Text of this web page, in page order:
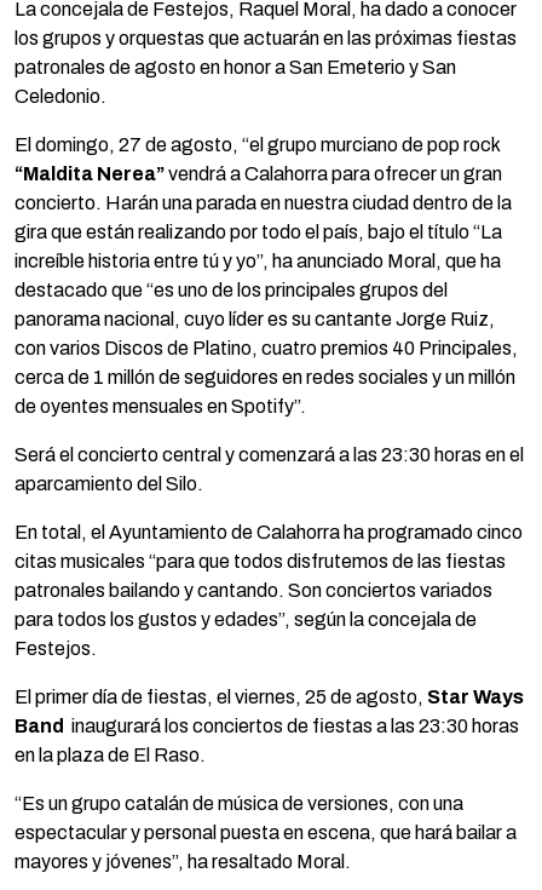
La concejala de Festejos, Raquel Moral, ha dado a conocer
los grupos y orquestas que actuarán en las próximas fiestas
patronales de agosto en honor a San Emeterio y San
Celedonio.
El domingo, 27 de agosto, “el grupo murciano de pop rock
“Maldita Nerea”vendrá a Calahorra para ofrecer un gran
concierto. Harán una parada en nuestra ciudad dentro de la
gira que están realizando por todo el país, bajo el título “La
increíble historia entre tú y yo”, ha anunciado Moral, que ha
destacado que “es uno de los principales grupos del
panorama nacional, cuyo líder es su cantante Jorge Ruiz,
con varios Discos de Platino, cuatro premios 40 Principales,
cerca de 1 millón de seguidores en redes sociales y un millón
de oyentes mensuales en Spotify”.
Será el concierto central y comenzará a las 23:30 horas en el
aparcamiento del Silo.
En total, el Ayuntamiento de Calahorra ha programado cinco
citas musicales “para que todos disfrutemos de las fiestas
patronales bailando y cantando. Son conciertos variados
para todos los gustos y edades”, según la concejala de
Festejos.
El primer día de fiestas, el viernes, 25 de agosto, Star Ways
Band inaugurará los conciertos de fiestas a las 23:30 horas
en la plaza de El Raso.
“Es un grupo catalán de música de versiones, con una
espectacular y personal puesta en escena, que hará bailar a
mayores y jóvenes”, ha resaltado Moral.